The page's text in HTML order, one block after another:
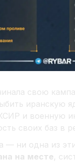
свою
иранскую
и военную
своих баз в
— ни одна из
на месте,